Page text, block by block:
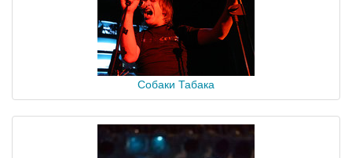
Собаки Табака